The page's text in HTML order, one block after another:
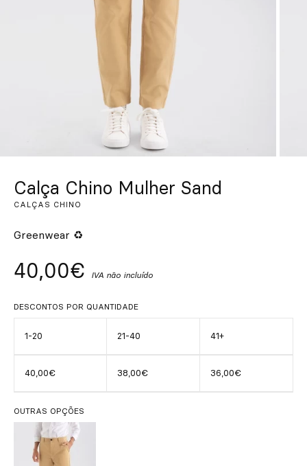
Calça Chino Mulher Sand
CALÇAS CHINO
Greenwear ♻
40,00€ IVA não incluído
DESCONTOS POR QUANTIDADE
1-20 21-40 41+
40,00€ 38,00€ 36,00€
OUTRAS OPÇÕES